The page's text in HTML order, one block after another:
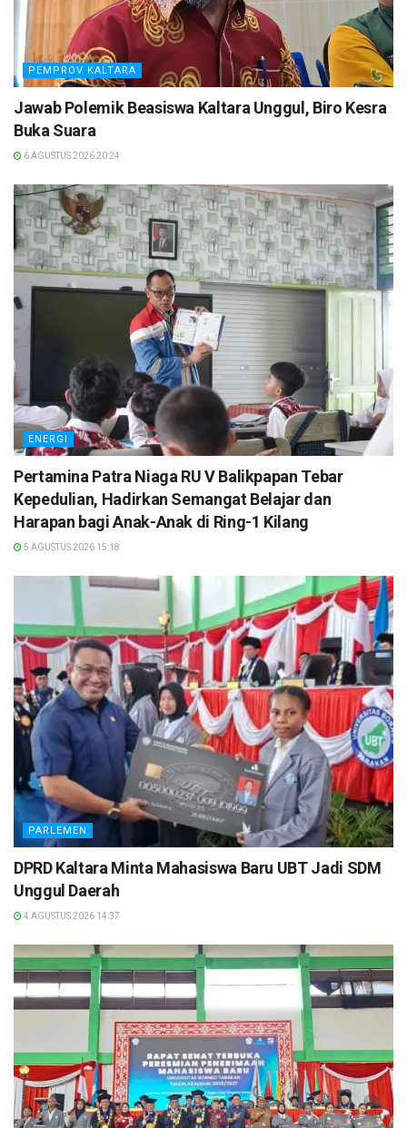
PEMPROV KALTARA
Jawab Polemik Beasiswa Kaltara Unggul, Biro Kesra
Buka Suara
6 AGUSTUS 2026 20:24
ENERGI
Pertamina Patra Niaga RU V Balikpapan Tebar
Kepedulian, Hadirkan Semangat Belajar dan
Harapan bagi Anak-Anak di Ring-1 Kilang
5 AGUSTUS 2026 15:18
PARLEMEN
DPRD Kaltara Minta Mahasiswa Baru UBT Jadi SDM
Unggul Daerah
4 AGUSTUS 2026 14:37